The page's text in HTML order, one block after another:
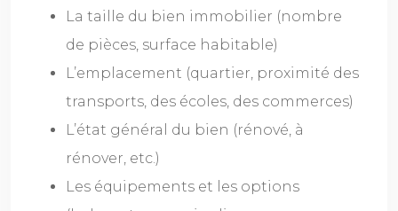
La taille du bien immobilier (nombre
de pièces, surface habitable)
L’emplacement (quartier, proximité des
transports, des écoles, des commerces)
L’état général du bien (rénové, à
rénover, etc.)
Les équipements et les options